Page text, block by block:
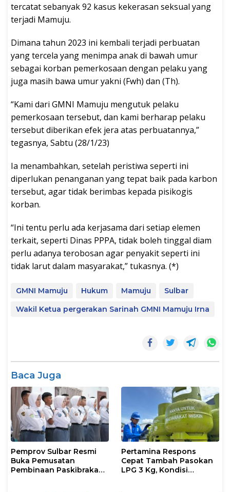
tercatat sebanyak 92 kasus kekerasan seksual yang
terjadi Mamuju.
Dimana tahun 2023 ini kembali terjadi perbuatan
yang tercela yang menimpa anak di bawah umur
sebagai korban pemerkosaan dengan pelaku yang
juga masih bawa umur yakni (Fwh) dan (Th).
“Kami dari GMNI Mamuju mengutuk pelaku
pemerkosaan tersebut, dan kami berharap pelaku
tersebut diberikan efek jera atas perbuatannya,”
tegasnya, Sabtu (28/1/23)
Ia menambahkan, setelah peristiwa seperti ini
diperlukan penanganan yang tepat baik pada karbon
tersebut, agar tidak berimbas kepada pisikogis
korban.
“Ini tentu perlu ada kerjasama dari setiap elemen
terkait, seperti Dinas PPPA, tidak boleh tinggal diam
perlu adanya terobosan agar penyakit seperti ini
tidak larut dalam masyarakat,” tukasnya. (*)
GMNI Mamuju Hukum Mamuju
Sulbar
Wakil Ketua pergerakan Sarinah GMNI Mamuju Irna
Baca Juga
Pemprov Sulbar Resmi
Buka Pemusatan
Pembinaan Paskibraka
Pertamina Respons
Cepat Tambah Pasokan
LPG 3 Kg, Kondisi